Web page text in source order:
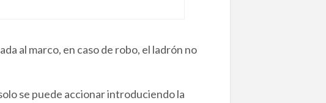
al marco, en caso de robo, el ladrón no
se puede accionar introduciendo la